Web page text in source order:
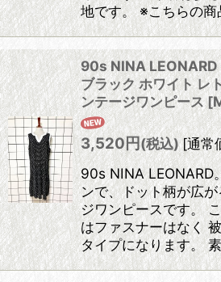
地です。 ※こちらの
90s NINA LEONARD
ブラック ホワイト レ
ンテージワンピース [
3,520円(税込)[通常
90s NINA LEONARD
ンで、ドット柄が広
ジワンピースです。
はファスナーはなく
タイプになります。